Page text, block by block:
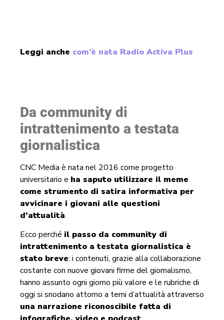
Leggi anche com’è nata Radio Activa Plus
Da community di
intrattenimento a testata
giornalistica
CNC Media è nata nel 2016 come progetto
universitario e ha saputo utilizzare il meme
come strumento di satira informativa per
avvicinare i giovani alle questioni
d’attualità.
Ecco perché il passo da community di
intrattenimento a testata giornalistica è
stato breve: i contenuti, grazie alla collaborazione
costante con nuove giovani firme del giornalismo,
hanno assunto ogni giorno più valore e le rubriche di
oggi si snodano attorno a temi d’attualità attraverso
una narrazione riconoscibile fatta di